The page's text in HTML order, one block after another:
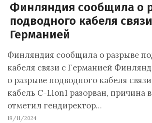
Финляндия сообщила о
подводного кабеля
Германией
Финляндия сообщила о разрыве
кабеля связи с Германией
о разрыве подводного кабеля
кабель C-Lion1 разорван, причина
отметил гендиректор…
18/11/2024